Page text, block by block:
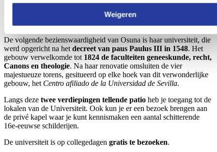
Weigeren
De volgende bezienswaardigheid van Osuna is haar universiteit, die
werd opgericht na hetdecreet van paus Paulus III in 1548. Het
gebouw verwelkomde tot 1824 de faculteiten geneeskunde, recht,
Canons en theologie. Na haar renovatie omsluiten de vier
majestueuze torens, gesitueerd op elke hoek van dit verwonderlijke
gebouw, het Centro afiliado de la Universidad de Sevilla.
Langs deze twee verdiepingen tellende patio heb je toegang tot de
lokalen van de Universiteit. Ook kun je er een bezoek brengen aan
de privé kapel waar je kunt kennismaken een aantal schitterende
16e-eeuwse schilderijen.
De universiteit is op collegedagen gratis te bezoeken.